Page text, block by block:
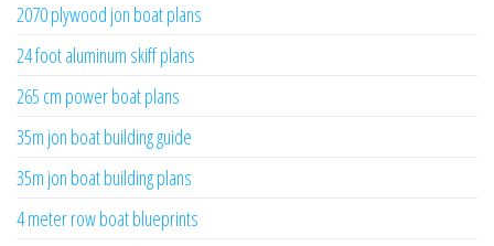
2070 plywood jon boat plans
24 foot aluminum skiff plans
265 cm power boat plans
35m jon boat building guide
35m jon boat building plans
4 meter row boat blueprints